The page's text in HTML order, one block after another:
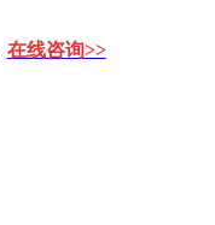
在线咨询>>